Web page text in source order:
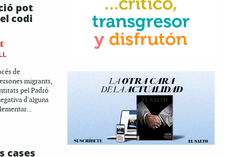
pot
codi
de
migrants,
pel Padró
d'alguns
cases